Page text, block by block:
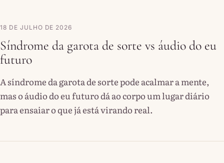
18 DE JULHO DE 2026
Síndrome da garota de sorte vs áudio do eu
futuro
A síndrome da garota de sorte pode acalmar a mente,
mas o áudio do eu futuro dá ao corpo um lugar diário
para ensaiar o que já está virando real.